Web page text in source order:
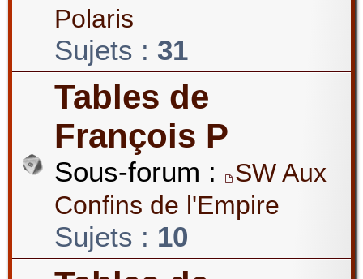
Polaris
Sujets : 31
Tables de
François P
Sous-forum :
SW Aux
Confins de l'Empire
Sujets : 10